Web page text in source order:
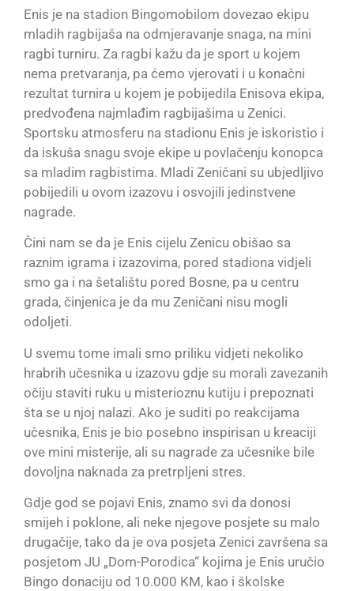
Enis je na stadion Bingomobilom dovezao ekipu
mladih ragbijaša na odmjeravanje snaga, na mini
ragbi turniru. Za ragbi kažu da je sport u kojem
nema pretvaranja, pa ćemo vjerovati i u konačni
rezultat turnira u kojem je pobijedila Enisova ekipa,
predvođena najmlađim ragbijašima u Zenici.
Sportsku atmosferu na stadionu Enis je iskoristio i
da iskuša snagu svoje ekipe u povlačenju konopca
sa mladim ragbistima. Mladi Zeničani su ubjedljivo
pobijedili u ovom izazovu i osvojili jedinstvene
nagrade.
Čini nam se da je Enis cijelu Zenicu obišao sa
raznim igrama i izazovima, pored stadiona vidjeli
smo ga i na šetalištu pored Bosne, pa u centru
grada, činjenica je da mu Zeničani nisu mogli
odoljeti.
U svemu tome imali smo priliku vidjeti nekoliko
hrabrih učesnika u izazovu gdje su morali zavezanih
očiju staviti ruku u misterioznu kutiju i prepoznati
šta se u njoj nalazi. Ako je suditi po reakcijama
učesnika, Enis je bio posebno inspirisan u kreaciji
ove mini misterije, ali su nagrade za učesnike bile
dovoljna naknada za pretrpljeni stres.
Gdje god se pojavi Enis, znamo svi da donosi
smijeh i poklone, ali neke njegove posjete su malo
drugačije, tako da je ova posjeta Zenici završena sa
posjetom JU „Dom-Porodica“ kojima je Enis uručio
Bingo donaciju od 10.000 KM, kao i školske